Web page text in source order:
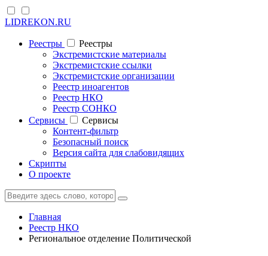
LIDREKON.RU
Реестры
Реестры
Экстремистские материалы
Экстремистские ссылки
Экстремистские организации
Реестр иноагентов
Реестр НКО
Реестр СОНКО
Cервисы
Cервисы
Контент-фильтр
Безопасный поиск
Версия сайта для слабовидящих
Скрипты
О проекте
Главная
Реестр НКО
Региональное отделение Политической